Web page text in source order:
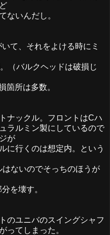
ないんだし。
て、それをよける時にミ
（バルクヘッドは破損じ
箇所は多数。
ナックル。フロントはCハ
ラルミン製にしているので
が
に行くのは想定内。という
ないのでそっちのほうが
を壊す。
のユニバのスイングシャフ
ってしまった。